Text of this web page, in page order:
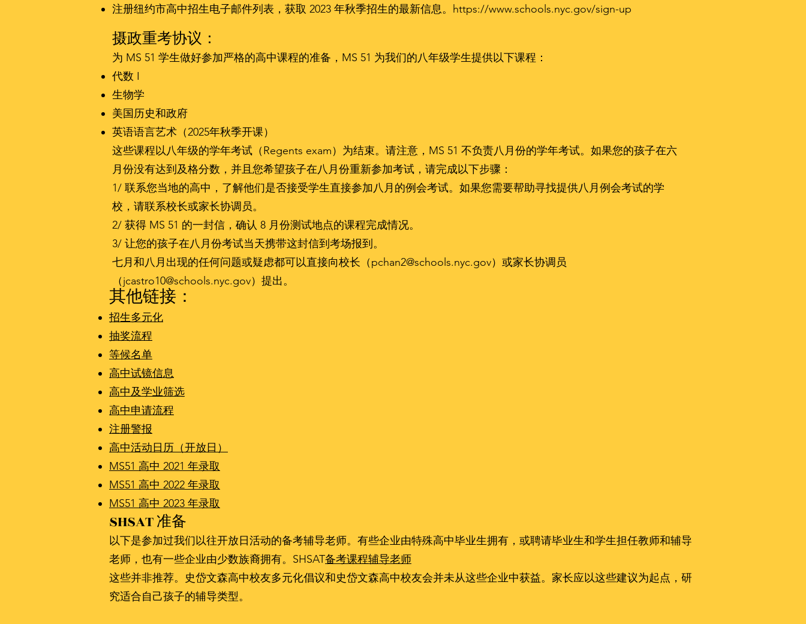
注册纽约市高中招生电子邮件列表，获取 2023 年秋季招生的最新信息。 https://www.schools.nyc.gov/sign-up
摄政重考协议：
为 MS 51 学生做好参加严格的高中课程的准备，MS 51 为我们的八年级学生提供以下课程：
代数 I
生物学
美国历史和政府
英语语言艺术（2025年秋季开课）
这些课程以八年级的学年考试（Regents exam）为结束。请注意，MS 51 不负责八月份的学年考试。如果您的孩子在六
月份没有达到及格分数，并且您希望孩子在八月份重新参加考试，请完成以下步骤：
1/ 联系您当地的高中，了解他们是否接受学生直接参加八月的例会考试。如果您需要帮助寻找提供八月例会考试的学
校，请联系校长或家长协调员。
2/ 获得 MS 51 的一封信，确认 8 月份测试地点的课程完成情况。
3/ 让您的孩子在八月份考试当天携带这封信到考场报到。
七月和八月出现的任何问题或疑虑都可以直接向校长（pchan2@schools.nyc.gov）或家长协调员
（jcastro10@schools.nyc.gov）提出。
其他链接：
招生多元化
抽奖流程
等候名单
高中试镜信息
高中及学业筛选
高中申请流程
注册警报
高中活动日历（开放日）
MS51 高中 2021 年录取
MS51 高中 2022 年录取
MS51 高中 2023 年录取
SHSAT 准备
以下是参加过我们以往开放日活动的备考辅导老师。有些企业由特殊高中毕业生拥有，或聘请毕业生和学生担任教师和辅导
老师，也有一些企业由少数族裔拥有。SHSAT备考课程辅导老师
这些并非推荐。史岱文森高中校友多元化倡议和史岱文森高中校友会并未从这些企业中获益。家长应以这些建议为起点，研
究适合自己孩子的辅导类型。